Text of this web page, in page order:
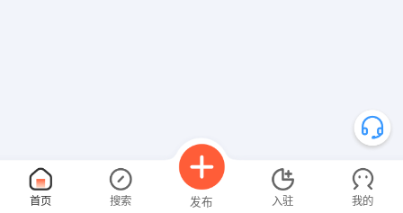
首页 搜索 发布 入驻 我的